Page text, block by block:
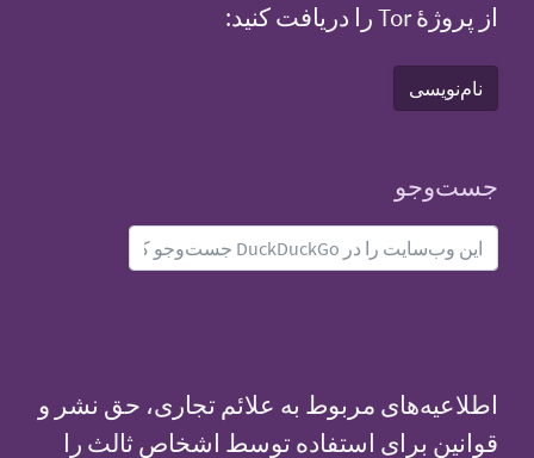
از پروژهٔ Tor را دریافت کنید:
نام‌نویسی
جست‌و‌جو
اطلاعیه‌های مربوط به علائم تجاری، حق نشر و
قوانین برای استفاده توسط اشخاص ثالث را